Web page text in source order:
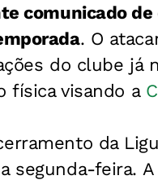
comunicado
. O
do clube já
física visando a
da
segunda-feira.